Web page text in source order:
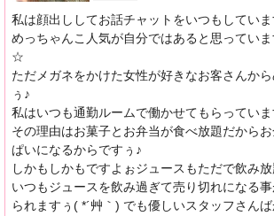
私は顔出ししてお話チャットをいつもしていま
めっちゃんこ人気が自分ではあると思ってい
☆
ただメガネをかけた女性が好きなお客さんか
ぅ♪
私はいつも通勤ルームで働かせてもらっていま
その理由はお菓子とお弁当が食べ放題だから
ぱいになるからですぅ♪
しかもしかもですよぉジュースもただで飲み
いつもジュースを飲み過ぎて売り切れになる
られますぅ( *´艸｀) でも優しいスタッフさん